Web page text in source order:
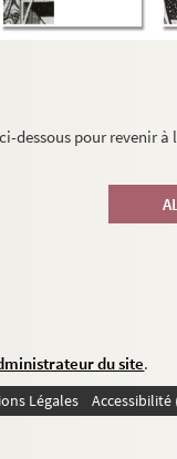
dessous pour revenir
du site.
Légales